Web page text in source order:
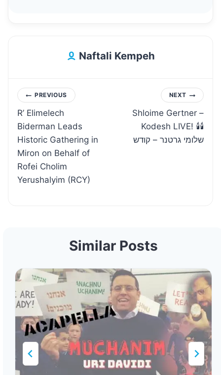
Naftali Kempeh
Post
navigation
PREVIOUS
R’ Elimelech
Biderman Leads
Historic Gathering in
Miron on Behalf of
Rofei Cholim
Yerushalyim (RCY)
NEXT
Shloime Gertner –
Kodesh LIVE! 🕯🕯
שלומי גרטנר – קודש‏
Similar Posts